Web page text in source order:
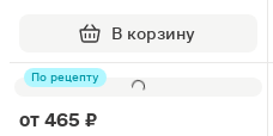
В корзину
По рецепту
от 465 ₽